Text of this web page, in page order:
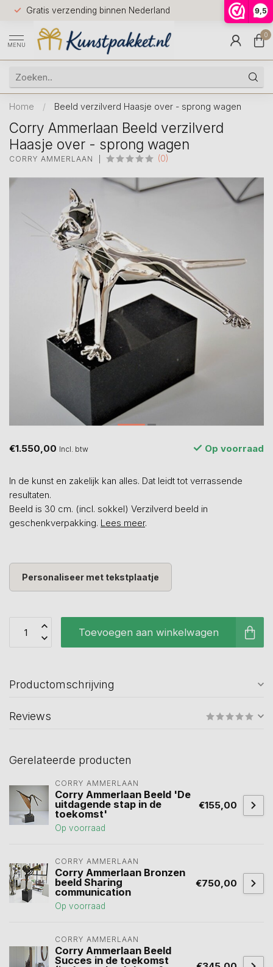
9,5
Gratis verzending binnen Nederland
Voor
huis
9.5
MENU
0
Home / Beeld verzilverd Haasje over - sprong wagen
Corry Ammerlaan Beeld verzilverd
Haasje over - sprong wagen
CORRY AMMERLAAN (0)
€1.550,00 Incl. btw Op voorraad
In de kunst en zakelijk kan alles. Dat leidt tot verrassende
resultaten.
Beeld is 30 cm. (incl. sokkel) Verzilverd beeld in
geschenkverpakking. Lees meer.
Personaliseer met tekstplaatje
Toevoegen aan winkelwagen
Productomschrijving
Reviews
Gerelateerde producten
CORRY AMMERLAAN
Corry Ammerlaan Beeld 'De
uitdagende stap in de
toekomst'
Op voorraad
€155,00
CORRY AMMERLAAN
Corry Ammerlaan Bronzen
beeld Sharing
communication
Op voorraad
€750,00
CORRY AMMERLAAN
Corry Ammerlaan Beeld
Succes in de toekomst